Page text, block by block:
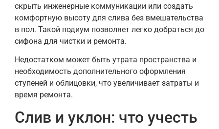
скрыть инженерные коммуникации или создать
комфортную высоту для слива без вмешательства
в пол. Такой подиум позволяет легко добраться до
сифона для чистки и ремонта.
Недостатком может быть утрата пространства и
необходимость дополнительного оформления
ступеней и облицовки, что увеличивает затраты и
время ремонта.
Слив и уклон: что учесть